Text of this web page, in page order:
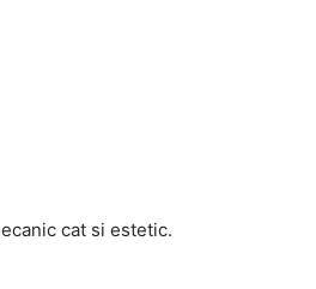
cat si estetic.